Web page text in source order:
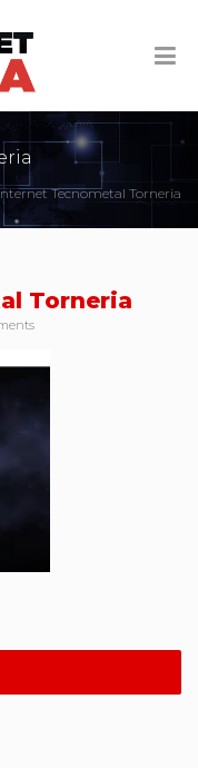
Tecnometal Torneria
Torneria